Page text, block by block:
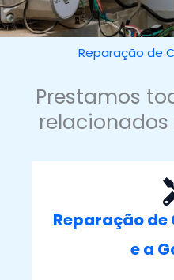
Reparação de
Prestamos
Reparação de
e a